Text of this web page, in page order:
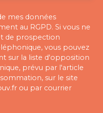
mes données
au RGPD. Si vous ne
de prospection
vous pouvez
sur la liste d'opposition
prévu par l'article
sur le site
ou par courrier